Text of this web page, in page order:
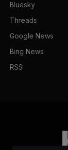
Bluesky
Threads
Google News
Bing News
RSS